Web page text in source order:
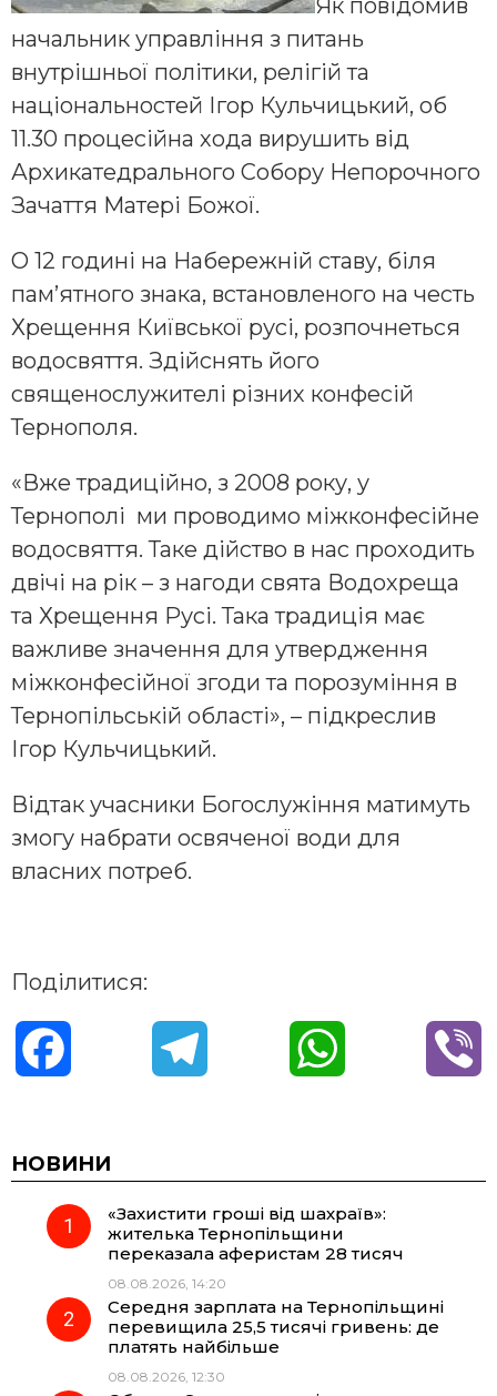
Як повідомив
начальник управління з питань
внутрішньої політики, релігій та
національностей Ігор Кульчицький, об
11.30 процесійна хода вирушить від
Архикатедрального Собору Непорочного
Зачаття Матері Божої.
О 12 годині на Набережній ставу, біля
пам’ятного знака, встановленого на честь
Хрещення Київської русі, розпочнеться
водосвяття. Здійснять його
священослужителі різних конфесій
Тернополя.
«Вже традиційно, з 2008 року, у
Тернополі ми проводимо міжконфесійне
водосвяття. Таке дійство в нас проходить
двічі на рік – з нагоди свята Водохреща
та Хрещення Русі. Така традиція має
важливе значення для утвердження
міжконфесійної згоди та порозуміння в
Тернопільській області», – підкреслив
Ігор Кульчицький.
Відтак учасники Богослужіння матимуть
змогу набрати освяченої води для
власних потреб.
Поділитися:
c
e
o
e
r
a
t
A
НОВИНИ
«Захистити гроші від шахраїв»:
жителька Тернопільщини
переказала аферистам 28 тисяч
08.08.2026, 14:20
Середня зарплата на Тернопільщині
перевищила 25,5 тисячі гривень: де
платять найбільше
08.08.2026, 12:30